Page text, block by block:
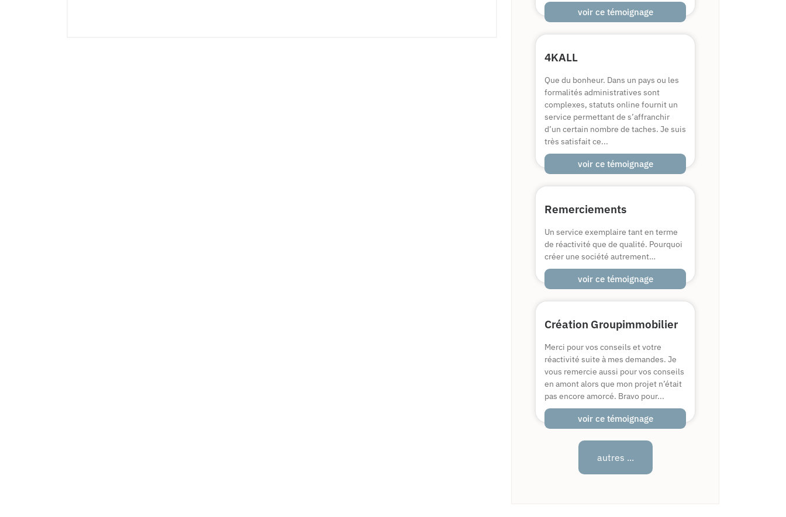
voir ce témoignage
4KALL
Que du bonheur. Dans un pays ou les
formalités administratives sont
complexes, statuts online fournit un
service permettant de s’affranchir
d’un certain nombre de taches. Je suis
très satisfait ce...
voir ce témoignage
Remerciements
Un service exemplaire tant en terme
de réactivité que de qualité. Pourquoi
créer une société autrement…
voir ce témoignage
Création Groupimmobilier
Merci pour vos conseils et votre
réactivité suite à mes demandes. Je
vous remercie aussi pour vos conseils
en amont alors que mon projet n’était
pas encore amorcé. Bravo pour...
voir ce témoignage
autres ...